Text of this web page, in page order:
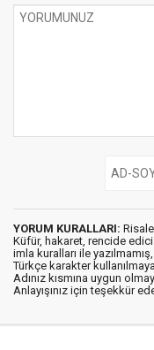
YORUM KURALLARI:
Küfür, hakaret, rencide
imla kuralları ile yazılmamış,
Türkçe karakter
Adınız kısmına uygun
Anlayışınız için teşekkür